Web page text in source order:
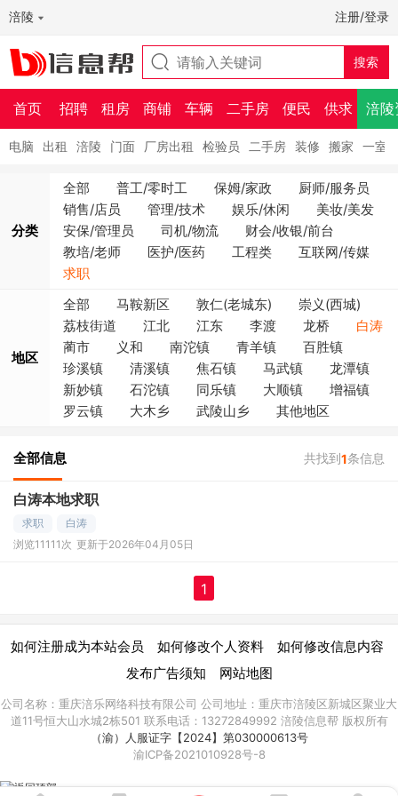
涪陵 注册/登录
首页 招聘 租房 商铺 车辆 二手房 便民 供求 涪陵
电脑 出租 涪陵 门面 厂房出租 检验员 二手房 装修 搬家 一室
分类
全部 普工/零时工 保姆/家政
厨师/服务员
销售/店员
管理/技术 娱乐/休闲
美妆/美发
安保/管理员
司机/物流
财会/收银/前台
教培/老师
医护/医药 工程类
互联网/传媒
求职
地区
全部 马鞍新区 敦仁(老城东)
崇义(西城)
荔枝街道
江北 江东 李渡 龙桥
白涛
蔺市
义和 南沱镇 青羊镇
百胜镇
珍溪镇
清溪镇 焦石镇 马武镇
龙潭镇
新妙镇
石沱镇 同乐镇 大顺镇
增福镇
罗云镇
大木乡 武陵山乡 其他地区
全部信息 共找到1条信息
白涛本地求职
求职
白涛
浏览11111次 更新于2026年04月05日
1
如何注册成为本站会员 如何修改个人资料 如何修改信息内容
发布广告须知
网站地图
公司名称：重庆涪乐网络科技有限公司 公司地址：重庆市涪陵区新城区聚业大
道11号恒大山水城2栋501 联系电话：13272849992 涪陵信息帮 版权所有
（渝）人服证字【2024】第030000613号
渝ICP备2021010928号-8